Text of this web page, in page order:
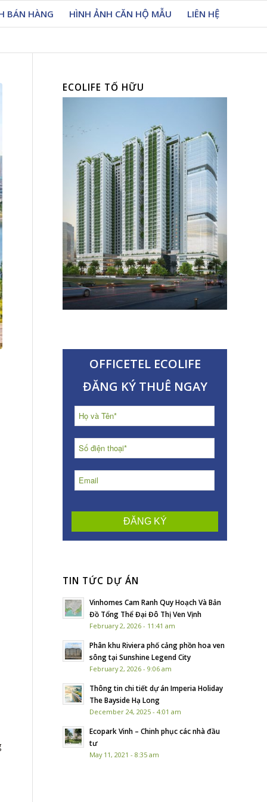
BÁN HÀNG HÌNH ẢNH CĂN HỘ MẪU LIÊN HỆ
ECOLIFE TỐ HỮU
OFFICETEL ECOLIFE
ĐĂNG KÝ THUÊ NGAY
TIN TỨC DỰ ÁN
Vinhomes Cam Ranh Quy Hoạch Và Bản
Đồ Tổng Thể Đại Đô Thị Ven Vịnh
February 2, 2026 - 11:41 am
Phân khu Riviera phố cảng phồn hoa ven
sông tại Sunshine Legend City
February 2, 2026 - 9:06 am
Thông tin chi tiết dự án Imperia Holiday
The Bayside Hạ Long
December 24, 2025 - 4:01 am
Ecopark Vinh – Chinh phục các nhà đầu
tư
May 11, 2021 - 8:35 am